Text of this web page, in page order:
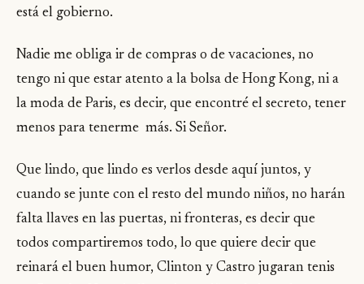
está el gobierno.
Nadie me obliga ir de compras o de vacaciones, no
tengo ni que estar atento a la bolsa de Hong Kong, ni a
la moda de Paris, es decir, que encontré el secreto, tener
menos para tenerme más. Si Señor.
Que lindo, que lindo es verlos desde aquí juntos, y
cuando se junte con el resto del mundo niños, no harán
falta llaves en las puertas, ni fronteras, es decir que
todos compartiremos todo, lo que quiere decir que
reinará el buen humor, Clinton y Castro jugaran tenis